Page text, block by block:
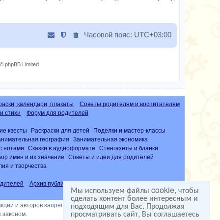
Мы используем файлы cookie, чтобы
сделать контент более интересным и
подходящим для Вас. Продолжая
просматривать сайт, Вы соглашаетесь
и
ю
б
щ
Часовой пояс: UTC+03:00
phpBB Limited
календари, плакаты
Советы родителям и воспитателям
стихи Форум для родителей
квесты Раскраски для детей
Поделки и мастер-классы
география
Занимательная экономика
нотами Сказки в аудиоформате
Стенгазеты и бланки
имён и их значение
Советы и идеи для родителей
и творчества
Архив публикаций
Часто задаваемые вопросы (FAQ)
и авторов запрещена